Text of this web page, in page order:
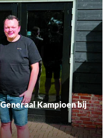
Kampioen bij